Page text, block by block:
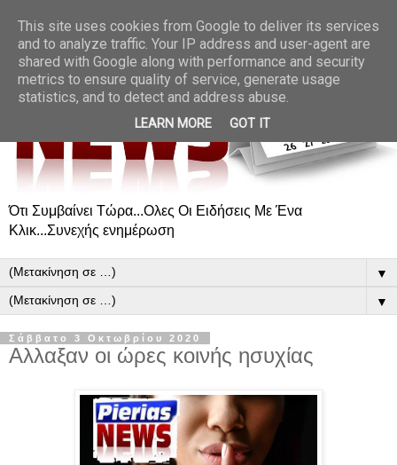
Ότι Συμβαίνει Τώρα...Ολες Οι Ειδήσεις Με Ένα
Κλικ...Συνεχής ενημέρωση
▼
▼
Σάββατο 3 Οκτωβρίου 2020
Αλλαξαν οι ώρες κοινής ησυχίας
This site uses cookies from Google to deliver its services
and to analyze traffic. Your IP address and user-agent are
shared with Google along with performance and security
metrics to ensure quality of service, generate usage
statistics, and to detect and address abuse.
LEARN MORE GOT IT